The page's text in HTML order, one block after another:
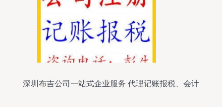
深圳布吉公司一站式企业服务 代理记账报税、会计